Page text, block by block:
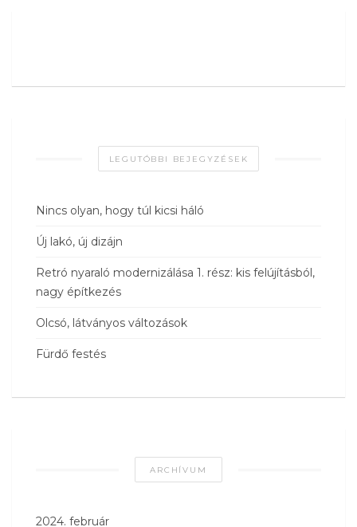
LEGUTÓBBI BEJEGYZÉSEK
Nincs olyan, hogy túl kicsi háló
Új lakó, új dizájn
Retró nyaraló modernizálása 1. rész: kis felújításból,
nagy építkezés
Olcsó, látványos változások
Fürdő festés
ARCHÍVUM
2024. február